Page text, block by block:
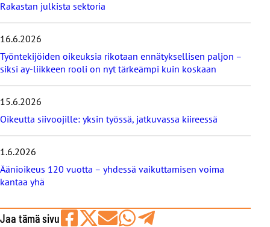
m
t
b
o
g
i
Rakastan julkista sektoria
16.6.2026
Työntekijöiden oikeuksia rikotaan ennätyksellisen paljon –
siksi ay-liikkeen rooli on nyt tärkeämpi kuin koskaan
15.6.2026
Oikeutta siivoojille: yksin työssä, jatkuvassa kiireessä
1.6.2026
Äänioikeus 120 vuotta – yhdessä vaikuttamisen voima
kantaa yhä
Jaa tämä sivu